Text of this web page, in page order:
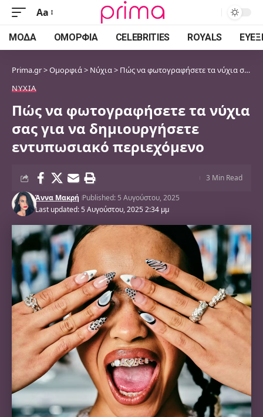
Font
Resizer
Aa
ΜΌΔΑ ΟΜΟΡΦΙΆ CELEBRITIES ROYALS
Prima.gr>Ομορφιά> Νύχια> Πώς να φωτογραφήσετε τα νύχια σας για να δημιουργήσετε εντυπωσιακό περιεχόμενο
ΝΎΧΙΑ
Πώς να φωτογραφήσετε τα νύχια
σας για να δημιουργήσετε
εντυπωσιακό περιεχόμενο
Last updated: 5 Αυγούστου, 2025 2:34 μμ
Άννα Μακρή Published: 5 Αυγούστου, 2025
3 Min Read